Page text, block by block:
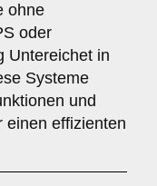
ohne
oder
Untereichet in
Systeme
und
einen effizienten